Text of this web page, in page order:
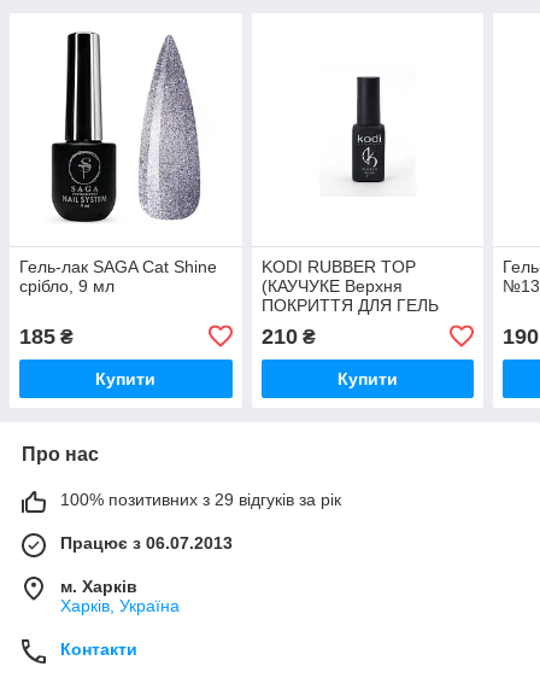
Гель-лак SAGA Cat Shine
срібло, 9 мл
185 ₴
Купити
KODI RUBBER TOP
(КАУЧУКЕ Верхня
ПОКРИТТЯ ДЛЯ ГЕЛЬ
210₴
Купити
190
Про нас
100% позитивних з 29 відгуків за рік
Працює з 06.07.2013
м. Харків
Харків, Україна
Контакти